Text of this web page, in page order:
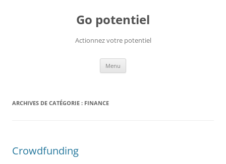
Go potentiel
Actionnez votre potentiel
Menu
ARCHIVES DE CATÉGORIE : FINANCE
Crowdfunding